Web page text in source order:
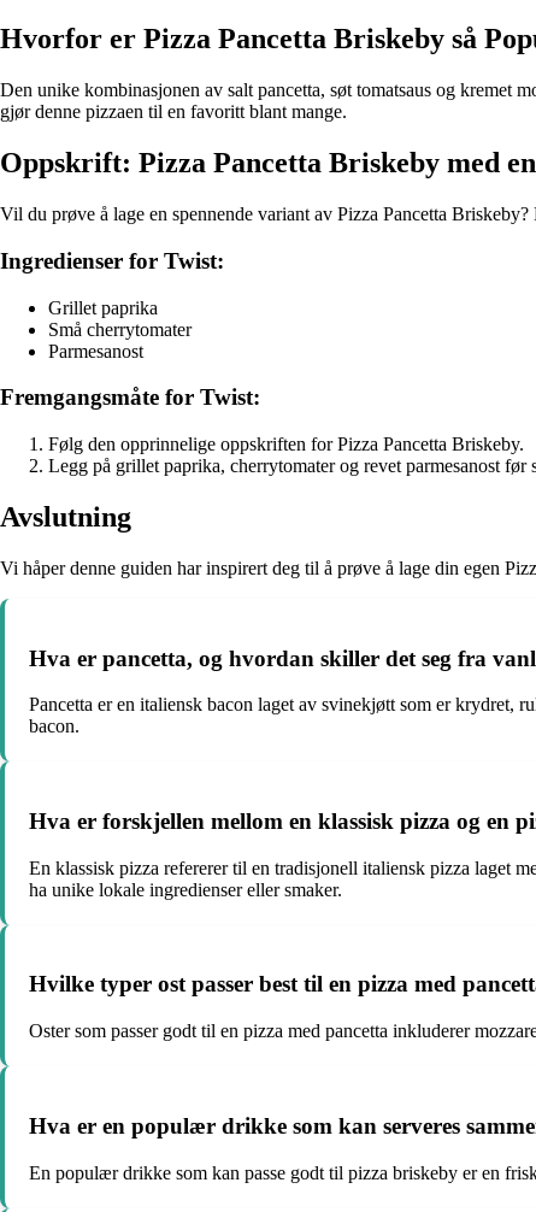
Hvorfor er Pizza Pancetta Briskeby så
Den unike kombinasjonen av salt pancetta, søt tomatsaus og kremet
gjør denne pizzaen til en favoritt blant mange.
Oppskrift: Pizza Pancetta Briskeby med
Vil du prøve å lage en spennende variant av Pizza Pancetta
Ingredienser for Twist:
Grillet paprika
Små cherrytomater
Parmesanost
Fremgangsmåte for Twist:
Følg den opprinnelige oppskriften for Pizza Pancetta Briskeby.
Legg på grillet paprika, cherrytomater og revet parmesanost før
Avslutning
Vi håper denne guiden har inspirert deg til å prøve å lage din egen
Hva er pancetta, og hvordan skiller det seg fra
Pancetta er en italiensk bacon laget av svinekjøtt som er krydret,
bacon.
Hva er forskjellen mellom en klassisk pizza og en
En klassisk pizza refererer til en tradisjonell italiensk pizza laget
ha unike lokale ingredienser eller smaker.
Hvilke typer ost passer best til en pizza med
Oster som passer godt til en pizza med pancetta inkluderer
Hva er en populær drikke som kan serveres
En populær drikke som kan passe godt til pizza briskeby er en